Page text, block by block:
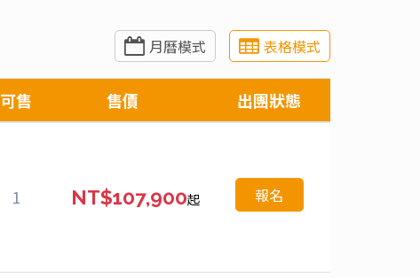
月曆模式 表格模式
可售 售價 出團狀態
1 NT$107,900起 報名